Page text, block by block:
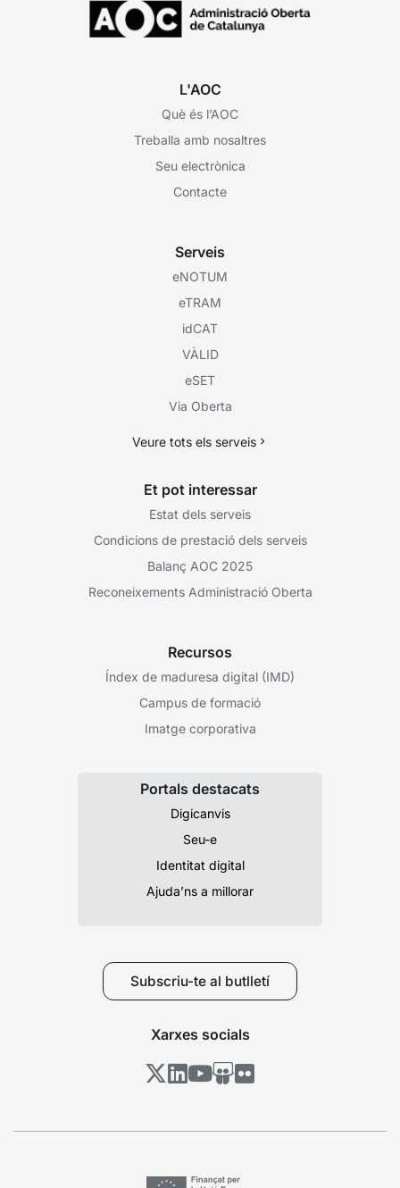
L'AOC
Què és l’AOC
Treballa amb nosaltres
Seu electrònica
Contacte
Serveis
eNOTUM
eTRAM
idCAT
VÀLID
eSET
Via Oberta
Veure tots els serveis
Et pot interessar
Estat dels serveis
Condicions de prestació dels serveis
Balanç AOC 2025
Reconeixements Administració Oberta
Recursos
Índex de maduresa digital (IMD)
Campus de formació
Imatge corporativa
Portals destacats
Digicanvis
Seu-e
Identitat digital
Ajuda’ns a millorar
Subscriu-te al butlletí
Xarxes socials